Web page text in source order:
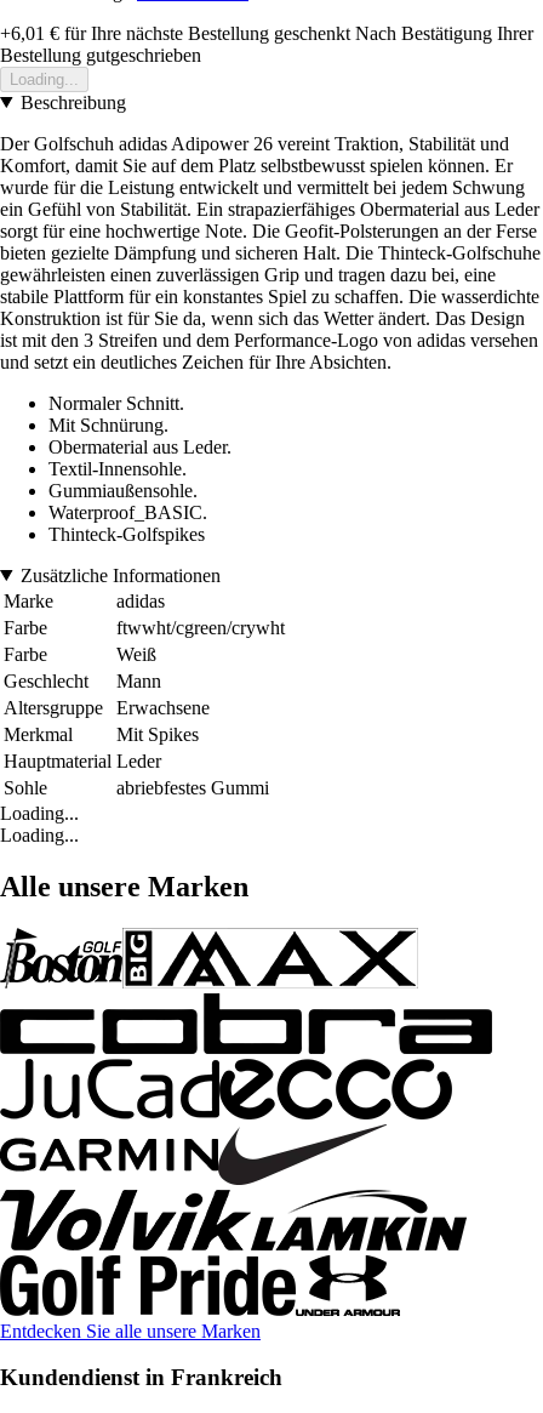
+6,01 € für Ihre nächste Bestellung geschenkt Nach Bestätigung Ihrer
Bestellung gutgeschrieben
Loading...
Beschreibung
Der Golfschuh adidas Adipower 26 vereint Traktion, Stabilität und
Komfort, damit Sie auf dem Platz selbstbewusst spielen können. Er
wurde für die Leistung entwickelt und vermittelt bei jedem Schwung
ein Gefühl von Stabilität. Ein strapazierfähiges Obermaterial aus Leder
sorgt für eine hochwertige Note. Die Geofit-Polsterungen an der Ferse
bieten gezielte Dämpfung und sicheren Halt. Die Thinteck-Golfschuhe
gewährleisten einen zuverlässigen Grip und tragen dazu bei, eine
stabile Plattform für ein konstantes Spiel zu schaffen. Die wasserdichte
Konstruktion ist für Sie da, wenn sich das Wetter ändert. Das Design
ist mit den 3 Streifen und dem Performance-Logo von adidas versehen
und setzt ein deutliches Zeichen für Ihre Absichten.
Normaler Schnitt.
Mit Schnürung.
Obermaterial aus Leder.
Textil-Innensohle.
Gummiaußensohle.
Waterproof_BASIC.
Thinteck-Golfspikes
Zusätzliche Informationen
Marke
adidas
Farbe
ftwwht/cgreen/crywht
Farbe
Weiß
Geschlecht
Mann
Altersgruppe
Erwachsene
Merkmal
Mit Spikes
Hauptmaterial Leder
Sohle
abriebfestes Gummi
Loading...
Loading...
Alle unsere Marken
Entdecken Sie alle unsere Marken
Kundendienst in Frankreich